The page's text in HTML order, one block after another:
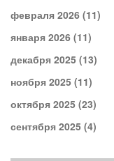
февраля 2026 (11)
января 2026 (11)
декабря 2025 (13)
ноября 2025 (11)
октября 2025 (23)
сентября 2025 (4)